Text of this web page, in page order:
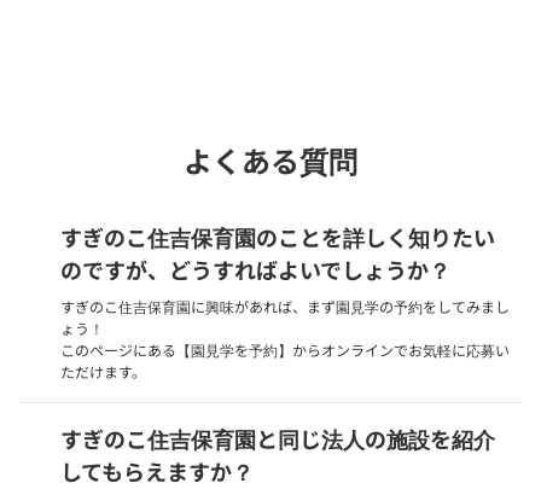
よくある質問
すぎのこ住吉保育園のことを詳しく知りたい
のですが、どうすればよいでしょうか？
すぎのこ住吉保育園に興味があれば、まず園見学の予約をしてみまし
ょう！
このページにある【園見学を予約】からオンラインでお気軽に応募い
ただけます。
すぎのこ住吉保育園と同じ法人の施設を紹介
してもらえますか？